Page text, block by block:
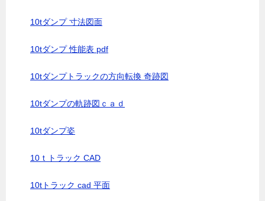
10tダンプ 寸法図面
10tダンプ 性能表 pdf
10tダンプトラックの方向転換 奇跡図
10tダンプの軌跡図ｃａｄ
10tダンプ姿
10ｔトラック CAD
10tトラック cad 平面